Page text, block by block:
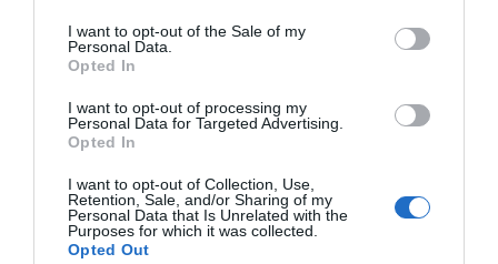
I want to opt-out of the Sale of my
Personal Data.
Opted In
I want to opt-out of processing my
Personal Data for Targeted Advertising.
Opted In
I want to opt-out of Collection, Use,
Retention, Sale, and/or Sharing of my
Personal Data that Is Unrelated with the
Purposes for which it was collected.
Opted Out
a mixt neked szántuk
Tudáspróba kvíz: Itt egy új teszt. Csak most és